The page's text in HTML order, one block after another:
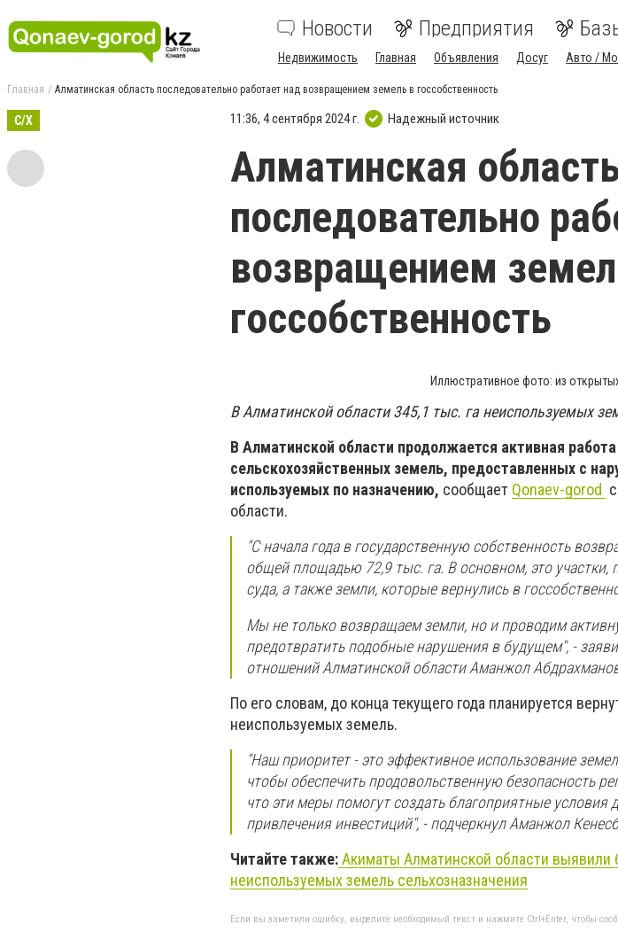
Новости Предприятия
Недвижимость Главная Объявления Досуг Авто /
Главная Алматинская область последовательно работает над возвращением земель в госсобственность
С/Х 11:36, 4 сентября 2024 г. Надежный источник
Алматинская
последовательно
возвращением
госсобственность
Иллюстративное фото: из
В Алматинской области 345,1 тыс. га неиспользуемых
В Алматинской области продолжается активная
сельскохозяйственных земель, предоставленных с
используемых по назначению, сообщает Qonaev-gorod
области.
"С начала года в государственную собственность
общей площадью 72,9 тыс. га. В основном, это
суда, а также земли, которые вернулись в
Мы не только возвращаем земли, но и проводим
предотвратить подобные нарушения в будущем", -
отношений Алматинской области Аманжол
По его словам, до конца текущего года планируется
неиспользуемых земель.
"Наш приоритет - это эффективное использование
чтобы обеспечить продовольственную безопасность
что эти меры помогут создать благоприятные условия
привлечения инвестиций", - подчеркнул Аманжол
Читайте также:Акиматы Алматинской области выявили
неиспользуемых земель сельхозназначения
Если вы заметили ошибку, выделите необходимый текст и нажмите Ctrl+Enter, чтобы